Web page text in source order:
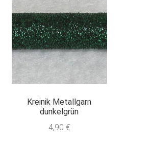
Kreinik Metallgarn
dunkelgrün
4,90 €